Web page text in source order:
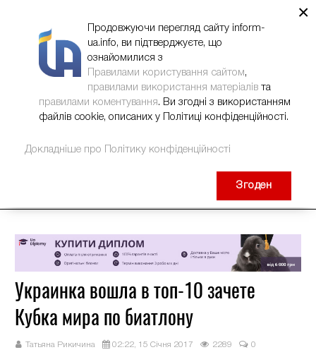
Украинка вошла в топ-10 зачете
Кубка мира по биатлону
Татьяна Рикичина 02:22, 15 Січня 2017 2289 0
×
Продовжуючи перегляд сайту inform-
ua.info, ви підтверджуєте, що
ознайомилися з
Правилами користування сайтом,
правилами використання матеріалів та
правилами коментування. Ви згодні з використанням
файлів cookie, описаних у Політиці конфіденційності.
Докладніше про Політику конфіденційності
Згоден